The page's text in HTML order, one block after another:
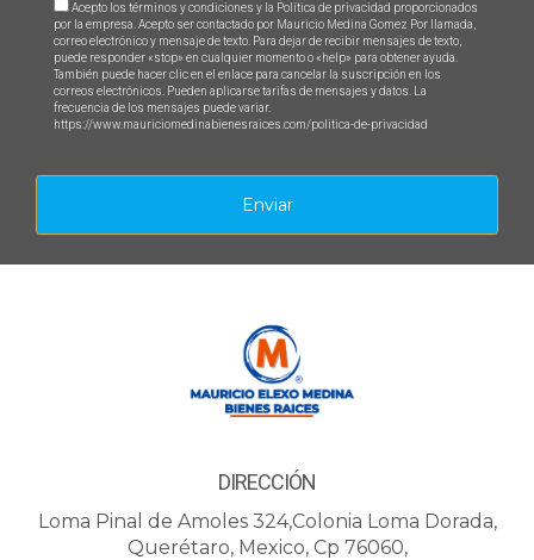
pero si no es posible, considera buscar asesoría legal.
¿Puedo negociar el precio del alquiler?
Sí, muchos propietarios están abiertos a negociar el
¿Qué sucede si decido no renovar mi
Asegúrate de revisar las cláusulas del contrato sobre
propietario con anticipación.
Recuerda que tener toda esta información te permitirá
navegar por el mundo del alquiler con mayor
Acepto los términos y condiciones y la Política de privacidad proporcionados
por la empresa. Acepto ser contactado por Mauricio Medina Gomez Por llamada,
correo electrónico y mensaje de texto. Para dejar de recibir mensajes de texto,
puede responder «stop» en cualquier momento o «help» para obtener ayuda.
También puede hacer clic en el enlace para cancelar la suscripción en los
correos electrónicos. Pueden aplicarse tarifas de mensajes y datos. La
frecuencia de los mensajes puede variar.
https://www.mauriciomedinabienesraices.com/politica-de-privacidad
Enviar
DIRECCIÓN
Loma Pinal de Amoles 324,Colonia Loma Dorada,
Querétaro, Mexico, Cp 76060,